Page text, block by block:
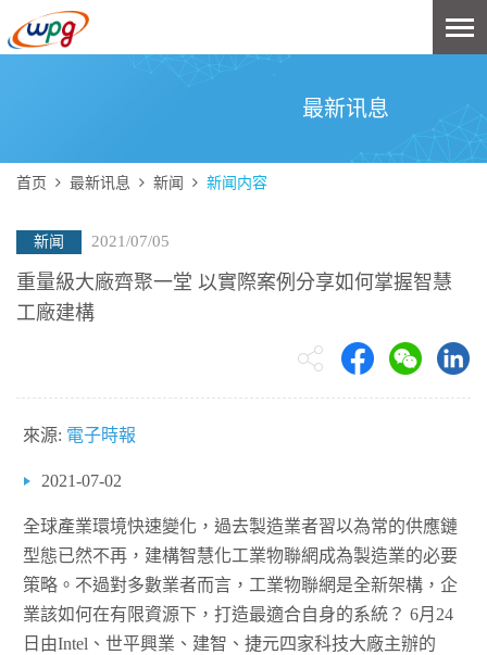
最新讯息
首页 最新讯息 新闻 新闻内容
新闻 2021/07/05
重量級大廠齊聚一堂 以實際案例分享如何掌握智慧
工廠建構
來源: 電子時報
2021-07-02
全球產業環境快速變化，過去製造業者習以為常的供應鏈
型態已然不再，建構智慧化工業物聯網成為製造業的必要
策略。不過對多數業者而言，工業物聯網是全新架構，企
業該如何在有限資源下，打造最適合自身的系統？ 6月24
日由Intel、世平興業、建智、捷元四家科技大廠主辦的